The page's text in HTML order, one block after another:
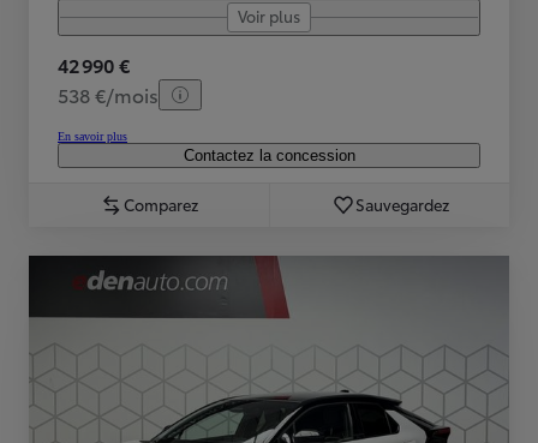
Voir plus
42 990 €
538 €/mois
En savoir plus
Contactez la concession
Comparez Sauvegardez